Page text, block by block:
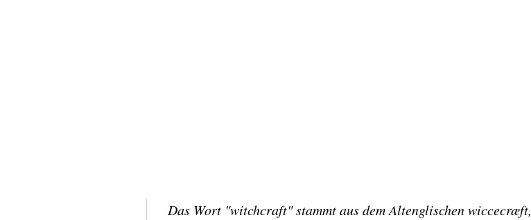
Das Wort "witchcraft" stammt aus dem Altenglischen wiccecræft,